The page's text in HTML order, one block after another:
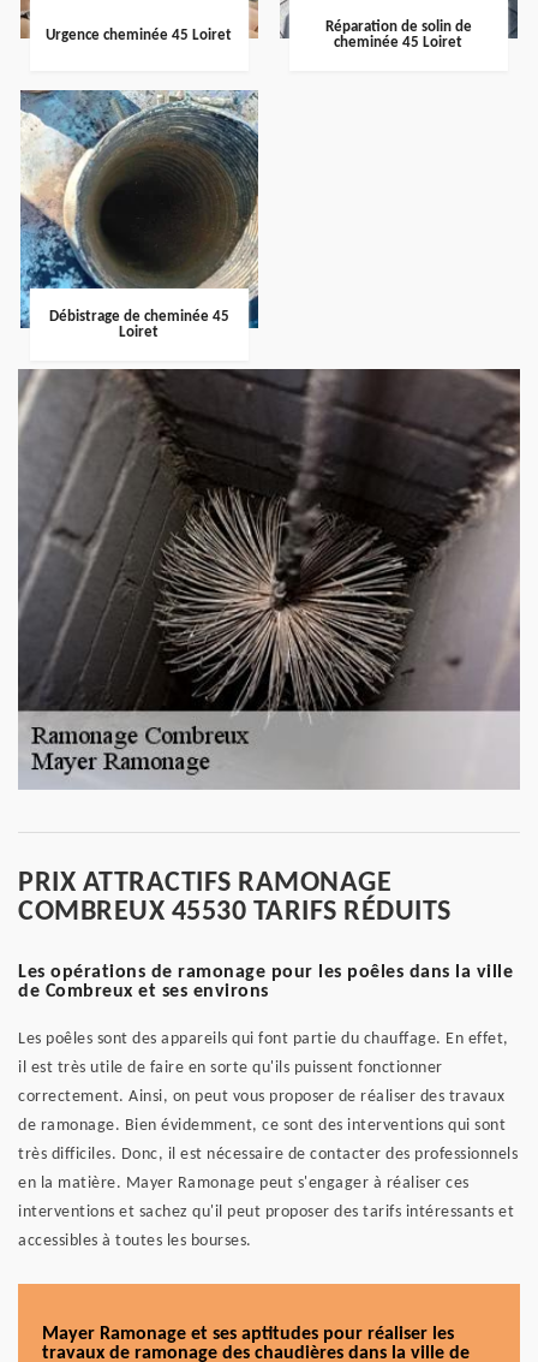
Urgence cheminée 45 Loiret
Réparation de solin de
cheminée 45 Loiret
Débistrage de cheminée 45
Loiret
PRIX ATTRACTIFS RAMONAGE
COMBREUX 45530 TARIFS RÉDUITS
Les opérations de ramonage pour les poêles dans la ville
de Combreux et ses environs
Les poêles sont des appareils qui font partie du chauffage. En effet,
il est très utile de faire en sorte qu'ils puissent fonctionner
correctement. Ainsi, on peut vous proposer de réaliser des travaux
de ramonage. Bien évidemment, ce sont des interventions qui sont
très difficiles. Donc, il est nécessaire de contacter des professionnels
en la matière. Mayer Ramonage peut s'engager à réaliser ces
interventions et sachez qu'il peut proposer des tarifs intéressants et
accessibles à toutes les bourses.
Mayer Ramonage et ses aptitudes pour réaliser les
travaux de ramonage des chaudières dans la ville de